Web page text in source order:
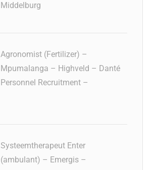
Middelburg
Agronomist (Fertilizer) –
Mpumalanga – Highveld – Danté
Personnel Recruitment –
Systeemtherapeut Enter
(ambulant) – Emergis –